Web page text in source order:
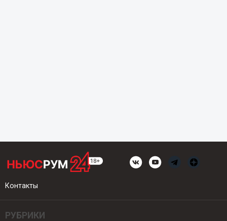
Контакты
РУБРИКИ